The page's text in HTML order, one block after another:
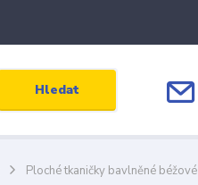
Hledat
Ploché tkaničky bavlněné béžové